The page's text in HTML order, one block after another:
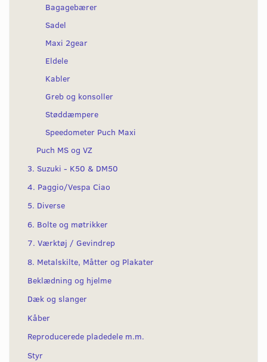
Bagagebærer
Sadel
Maxi 2gear
Eldele
Kabler
Greb og konsoller
Støddæmpere
Speedometer Puch Maxi
Puch MS og VZ
3. Suzuki - K50 & DM50
4. Paggio/Vespa Ciao
5. Diverse
6. Bolte og møtrikker
7. Værktøj / Gevindrep
8. Metalskilte, Måtter og Plakater
Beklædning og hjelme
Dæk og slanger
Kåber
Reproducerede pladedele m.m.
Styr